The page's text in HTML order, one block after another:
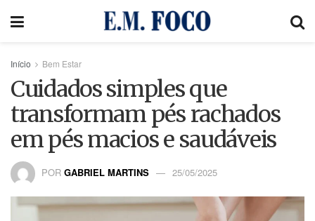
Início Bem Estar
Cuidados simples que
transformam pés rachados
em pés macios e saudáveis
POR GABRIEL MARTINS 25/05/2025